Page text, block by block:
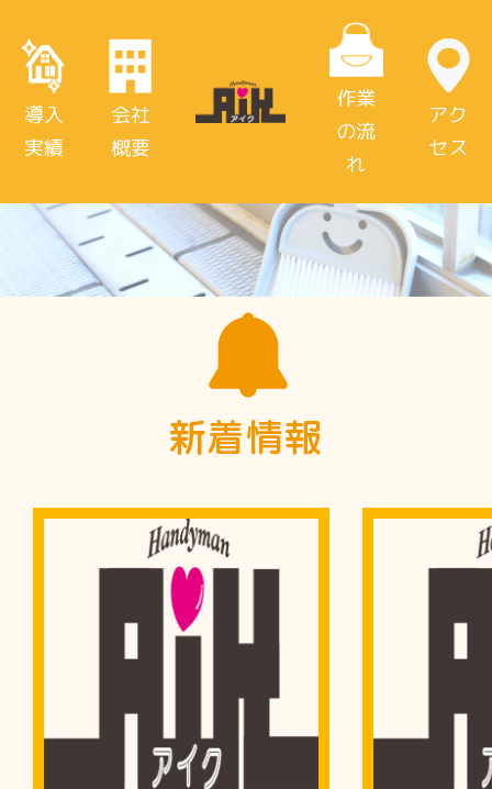
導入
実績
会社
概要
作業
の流
れ
アク
セス